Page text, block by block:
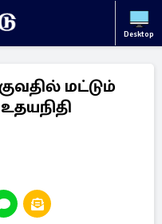
Desktop
மட்டும்